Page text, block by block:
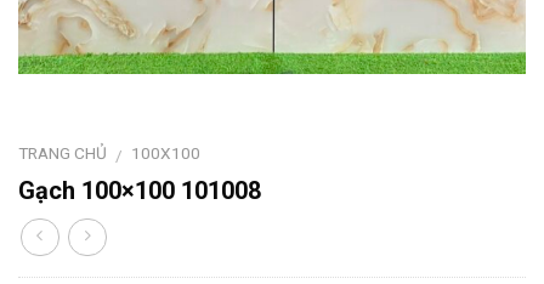
TRANG CHỦ / 100X100
Gạch 100×100 101008